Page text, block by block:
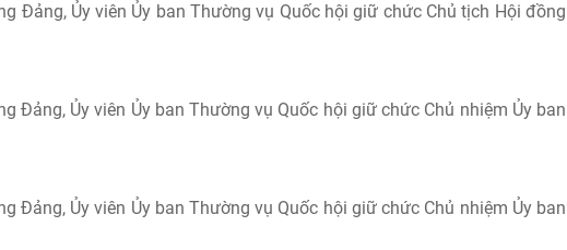
Đảng, Ủy viên Ủy ban Thường vụ Quốc hội giữ chức Chủ tịch Hội đồng
Đảng, Ủy viên Ủy ban Thường vụ Quốc hội giữ chức Chủ nhiệm Ủy ban
Đảng, Ủy viên Ủy ban Thường vụ Quốc hội giữ chức Chủ nhiệm Ủy ban